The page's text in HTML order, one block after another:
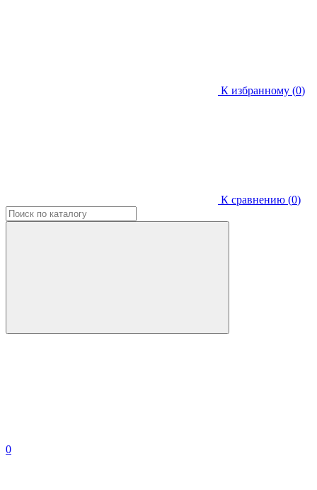
К избранному (0)
К сравнению (0)
0